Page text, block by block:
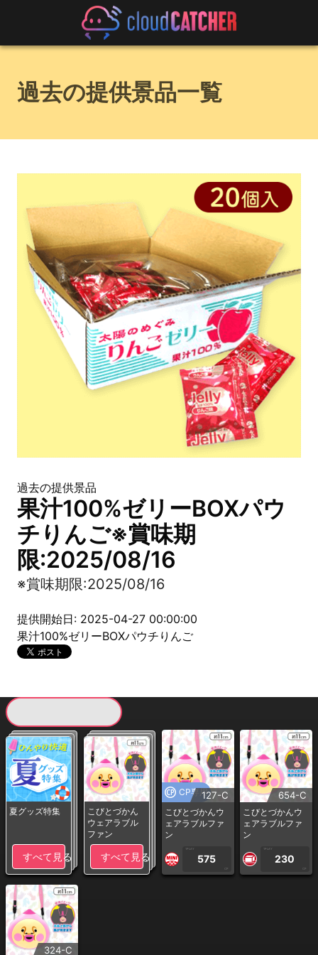
過去の提供景品一覧
過去の提供景品
果汁100%ゼリーBOXパウ
チりんご※賞味期
限:2025/08/16
※賞味期限:2025/08/16
提供開始日: 2025-04-27 00:00:00
果汁100%ゼリーBOXパウチりんご
夏グッズ特集
すべて見る
こびとづかん
ウェアラブル
ファン
すべて見る
CP専用127-C
こびとづかんウ
ェアラブルファ
ン
1PLAY
575
CP
654-C
こびとづかんウ
ェアラブルファ
ン
1PLAY
230
CP
324-C